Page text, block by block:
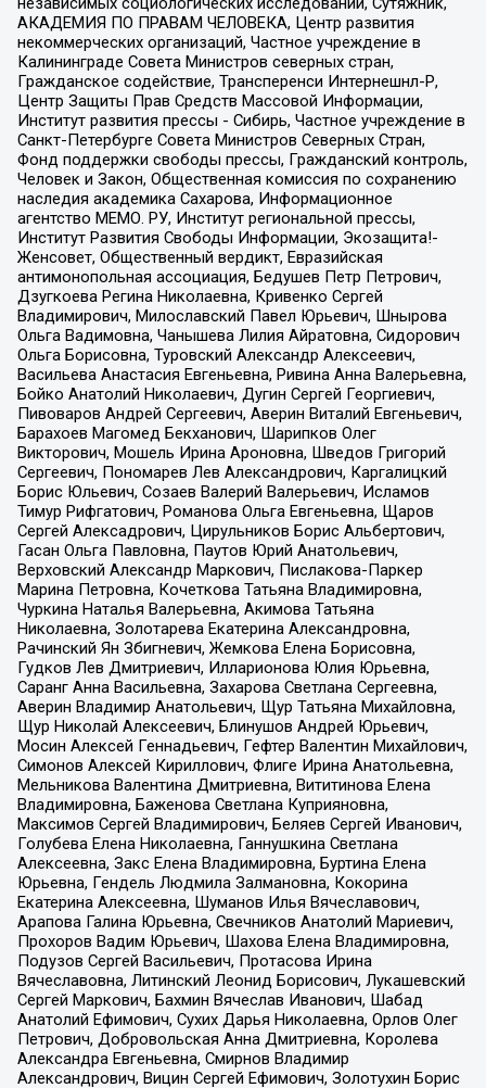
АКАДЕМИЯ ПО ПРАВАМ ЧЕЛОВЕКА, Центр развития
некоммерческих организаций, Частное учреждение в
Калининграде Совета Министров северных стран,
Гражданское содействие, Трансперенси Интернешнл-Р,
Центр Защиты Прав Средств Массовой Информации,
Институт развития прессы - Сибирь, Частное учреждение в
Санкт-Петербурге Совета Министров Северных Стран,
Фонд поддержки свободы прессы, Гражданский контроль,
Человек и Закон, Общественная комиссия по сохранению
наследия академика Сахарова, Информационное
агентство МЕМО. РУ, Институт региональной прессы,
Институт Развития Свободы Информации, Экозащита!-
Женсовет, Общественный вердикт, Евразийская
антимонопольная ассоциация, Бедушев Петр Петрович,
Дзугкоева Регина Николаевна, Кривенко Сергей
Владимирович, Милославский Павел Юрьевич, Шнырова
Ольга Вадимовна, Чанышева Лилия Айратовна, Сидорович
Ольга Борисовна, Туровский Александр Алексеевич,
Васильева Анастасия Евгеньевна, Ривина Анна Валерьевна,
Бойко Анатолий Николаевич, Дугин Сергей Георгиевич,
Пивоваров Андрей Сергеевич, Аверин Виталий Евгеньевич,
Барахоев Магомед Бекханович, Шарипков Олег
Викторович, Мошель Ирина Ароновна, Шведов Григорий
Сергеевич, Пономарев Лев Александрович, Каргалицкий
Борис Юльевич, Созаев Валерий Валерьевич, Исламов
Тимур Рифгатович, Романова Ольга Евгеньевна, Щаров
Сергей Алексадрович, Цирульников Борис Альбертович,
Гасан Ольга Павловна, Паутов Юрий Анатольевич,
Верховский Александр Маркович, Пислакова-Паркер
Марина Петровна, Кочеткова Татьяна Владимировна,
Чуркина Наталья Валерьевна, Акимова Татьяна
Николаевна, Золотарева Екатерина Александровна,
Рачинский Ян Збигневич, Жемкова Елена Борисовна,
Гудков Лев Дмитриевич, Илларионова Юлия Юрьевна,
Саранг Анна Васильевна, Захарова Светлана Сергеевна,
Аверин Владимир Анатольевич, Щур Татьяна Михайловна,
Щур Николай Алексеевич, Блинушов Андрей Юрьевич,
Мосин Алексей Геннадьевич, Гефтер Валентин Михайлович,
Симонов Алексей Кириллович, Флиге Ирина Анатольевна,
Мельникова Валентина Дмитриевна, Вититинова Елена
Владимировна, Баженова Светлана Куприяновна,
Максимов Сергей Владимирович, Беляев Сергей Иванович,
Голубева Елена Николаевна, Ганнушкина Светлана
Алексеевна, Закс Елена Владимировна, Буртина Елена
Юрьевна, Гендель Людмила Залмановна, Кокорина
Екатерина Алексеевна, Шуманов Илья Вячеславович,
Арапова Галина Юрьевна, Свечников Анатолий Мариевич,
Прохоров Вадим Юрьевич, Шахова Елена Владимировна,
Подузов Сергей Васильевич, Протасова Ирина
Вячеславовна, Литинский Леонид Борисович, Лукашевский
Сергей Маркович, Бахмин Вячеслав Иванович, Шабад
Анатолий Ефимович, Сухих Дарья Николаевна, Орлов Олег
Петрович, Добровольская Анна Дмитриевна, Королева
Александра Евгеньевна, Смирнов Владимир
Александрович, Вицин Сергей Ефимович, Золотухин Борис